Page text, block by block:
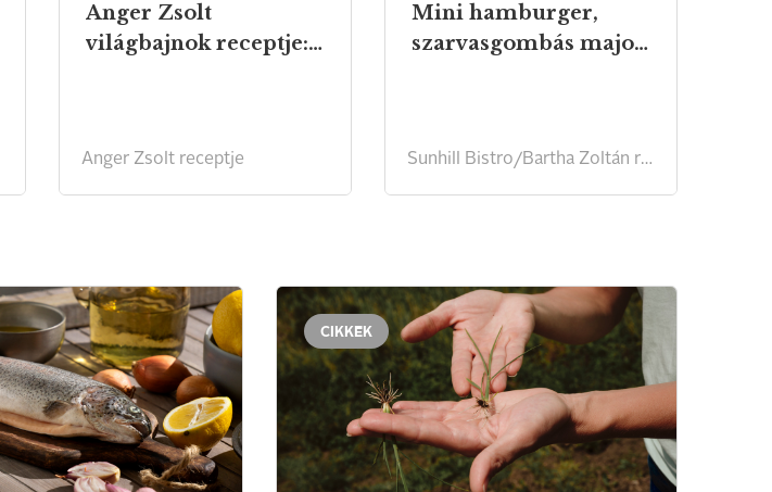
Anger Zsolt
világbajnok receptje: Crêpe Suzette
Anger Zsolt receptje
Mini hamburger,
szarvasgombás majonézzel, Gruyére sajttal
Sunhill Bistro/Bartha Zoltán receptje
CIKKEK